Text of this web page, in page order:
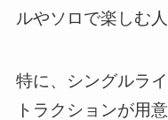
ルやソロで楽しむ
特に、シングルラ
トラクションが用